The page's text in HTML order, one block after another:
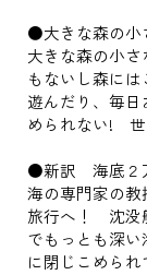
●大きな森の小
大きな森の小
もないし森に
遊んだり、毎
められない! 世
●新訳 海底２
海の専門家の
旅行へ！ 沈没
でもっとも深
に閉じこめら